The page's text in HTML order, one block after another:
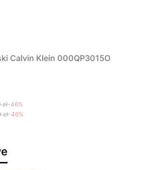
Calvin Klein 000QP3015O
-46%
zł-46%